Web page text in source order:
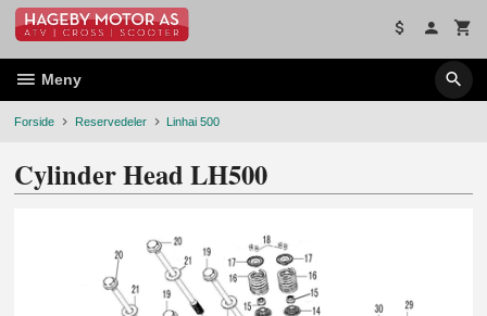
Gå
innholdet
Meny
Forside Reservedeler Linhai 500
Cylinder Head LH500